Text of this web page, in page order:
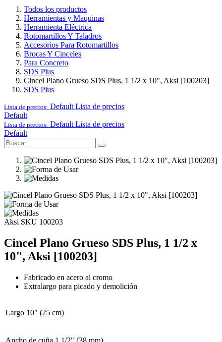
Todos los productos
Herramientas y Maquinas
Herramienta Eléctrica
Rotomartillos Y Taladros
Accesorios Para Rotomartillos
Brocas Y Cinceles
Para Concreto
SDS Plus
Cincel Plano Grueso SDS Plus, 1 1/2 x 10", Aksi [100203]
SDS Plus
Lista de precios: Default Lista de precios
Default
Lista de precios: Default Lista de precios
Default
Aksi SKU 100203
Cincel Plano Grueso SDS Plus, 1 1/2 x
10", Aksi [100203]
Fabricado en acero al cromo
Extralargo para picado y demolición
Largo 10" (25 cm)
Ancho de cuña 1 1/2" (38 mm)